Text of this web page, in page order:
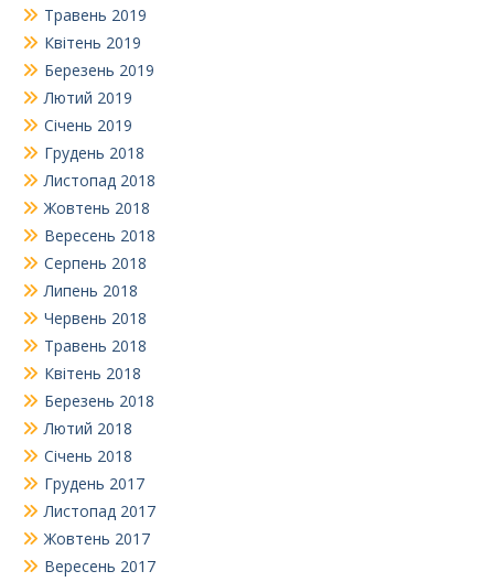
Травень 2019
Квітень 2019
Березень 2019
Лютий 2019
Січень 2019
Грудень 2018
Листопад 2018
Жовтень 2018
Вересень 2018
Серпень 2018
Липень 2018
Червень 2018
Травень 2018
Квітень 2018
Березень 2018
Лютий 2018
Січень 2018
Грудень 2017
Листопад 2017
Жовтень 2017
Вересень 2017